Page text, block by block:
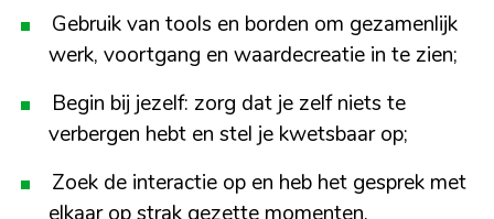
Gebruik van tools en borden om gezamenlijk
werk, voortgang en waardecreatie in te zien;
Begin bij jezelf: zorg dat je zelf niets te
verbergen hebt en stel je kwetsbaar op;
Zoek de interactie op en heb het gesprek met